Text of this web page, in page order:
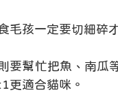
毛孩一定要切細碎
要幫忙把魚、南瓜
更適合貓咪。